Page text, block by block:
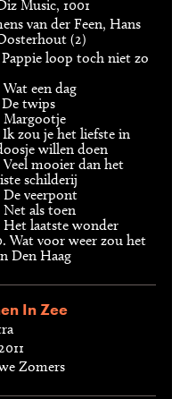
Music, 1001
van der Feen, Hans
(2)
Pappie loop toch niet zo
Wat een dag
De twips
Margootje
Ik zou je het liefste in
willen doen
Veel mooier dan het
schilderij
De veerpont
Net als toen
Het laatste wonder
Wat voor weer zou het
Den Haag
In Zee
Zomers